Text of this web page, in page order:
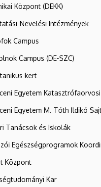
Központ (DEKK)
Nevelési Intézmények
Campus
Campus (DE-SZC)
kert
Egyetem
Egyetem M. Tóth Ildikó
Tanácsok és Iskolák
Egészségprogramok
Központ
Kar